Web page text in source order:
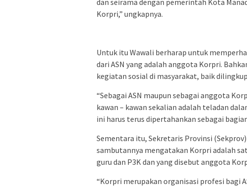
dan seirama dengan pemerintah Kota
Korpri,” ungkapnya.
Untuk itu Wawali berharap untuk
dari ASN yang adalah anggota Korpri.
kegiatan sosial di masyarakat, baik
“Sebagai ASN maupun sebagai anggota
kawan – kawan sekalian adalah teladan
ini harus terus dipertahankan sebagai
Sementara itu, Sekretaris Provinsi
sambutannya mengatakan Korpri adalah
guru dan P3K dan yang disebut anggota
“Korpri merupakan organisasi profesi bagi